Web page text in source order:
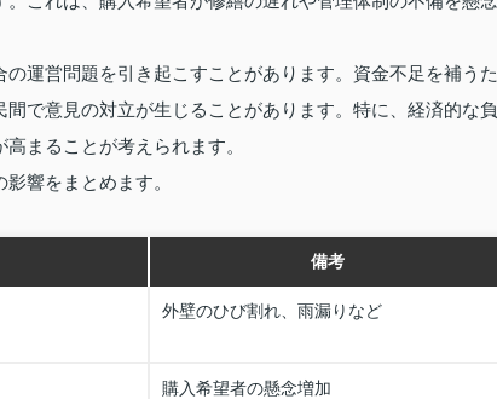
運営問題を引き起こすことがあります。資金不足を補うた
で意見の対立が生じることがあります。特に、経済的な負
まることが考えられます。
響をまとめます。
備考
外壁のひび割れ、雨漏りなど
購入希望者の懸念増加